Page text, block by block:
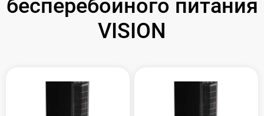
бесперебойного питания
VISION